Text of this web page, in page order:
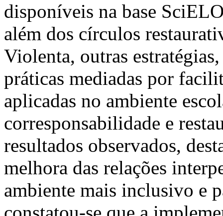
disponíveis na base
além dos círculos
Violenta, outras
práticas mediadas por
aplicadas no ambiente
corresponsabilidade e
resultados observados,
melhora das relações
ambiente mais inclusivo e